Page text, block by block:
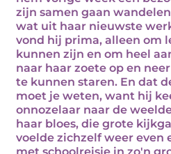
zijn samen gaan
wat uit haar nieuwste
vond hij prima, alleen om
kunnen zijn en om heel
naar haar zoete op en
te kunnen staren. En dat
moet je weten, want hij
onnozelaar naar de
haar bloes, die grote
voelde zichzelf weer even